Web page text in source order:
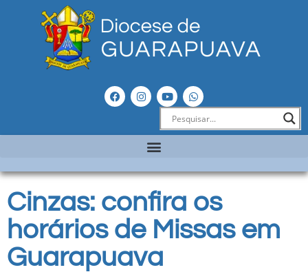
Cinzas: confira os
horários de Missas em
Guarapuava